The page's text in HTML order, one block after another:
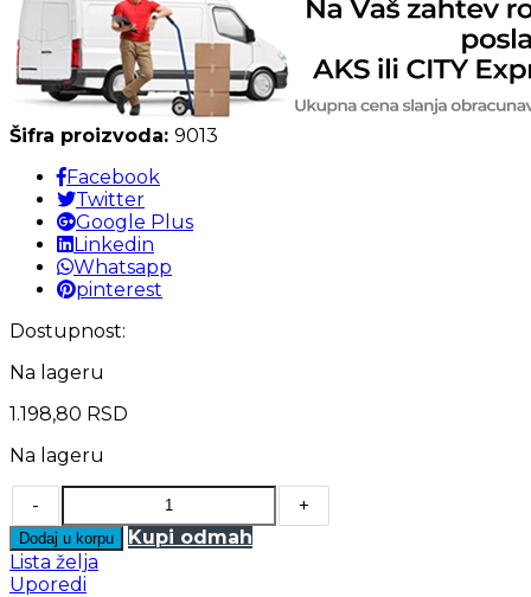
Šifra proizvoda: 9013
Facebook
Twitter
Google Plus
Linkedin
Whatsapp
pinterest
Dostupnost:
Na lageru
1.198,80 RSD
Na lageru
- +
Dodaj u korpu
Kupi odmah
Lista želja
Uporedi